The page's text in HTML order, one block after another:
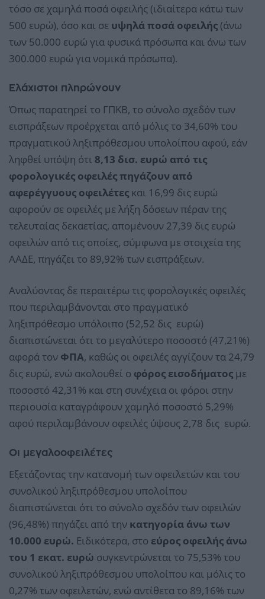
τόσο σε χαμηλά ποσά οφειλής (ιδιαίτερα κάτω των
500 ευρώ), όσο και σε υψηλά ποσά οφειλής (άνω
των 50.000 ευρώ για φυσικά πρόσωπα και άνω των
300.000 ευρώ για νομικά πρόσωπα).
Ελάχιστοι πληρώνουν
Όπως παρατηρεί το ΓΠΚΒ, το σύνολο σχεδόν των
εισπράξεων προέρχεται από μόλις το 34,60% του
πραγματικού ληξιπρόθεσμου υπολοίπου αφού, εάν
ληφθεί υπόψη ότι 8,13 δισ. ευρώ από τις
φορολογικές οφειλές πηγάζουν από
αφερέγγυους οφειλέτες και 16,99 δις ευρώ
αφορούν σε οφειλές με λήξη δόσεων πέραν της
τελευταίας δεκαετίας, απομένουν 27,39 δις ευρώ
οφειλών από τις οποίες, σύμφωνα με στοιχεία της
ΑΑΔΕ, πηγάζει το 89,92% των εισπράξεων.
Αναλύοντας δε περαιτέρω τις φορολογικές οφειλές
που περιλαμβάνονται στο πραγματικό
ληξιπρόθεσμο υπόλοιπο (52,52 δις ευρώ)
διαπιστώνεται ότι το μεγαλύτερο ποσοστό (47,21%)
αφορά τον ΦΠΑ, καθώς οι οφειλές αγγίζουν τα 24,79
δις ευρώ, ενώ ακολουθεί ο φόρος εισοδήματος με
ποσοστό 42,31% και στη συνέχεια οι φόροι στην
περιουσία καταγράφουν χαμηλό ποσοστό 5,29%
αφού περιλαμβάνουν οφειλές ύψους 2,78 δις ευρώ.
Οι μεγαλοοφειλέτες
Εξετάζοντας την κατανομή των οφειλετών και του
συνολικού ληξιπρόθεσμου υπολοίπου
διαπιστώνεται ότι το σύνολο σχεδόν των οφειλών
(96,48%) πηγάζει από την κατηγορία άνω των
10.000 ευρώ. Ειδικότερα, στο εύρος οφειλής άνω
του 1 εκατ. ευρώ συγκεντρώνεται το 75,53% του
συνολικού ληξιπρόθεσμου υπολοίπου και μόλις το
0,27% των οφειλετών, ενώ αντίθετα το 89,16% των